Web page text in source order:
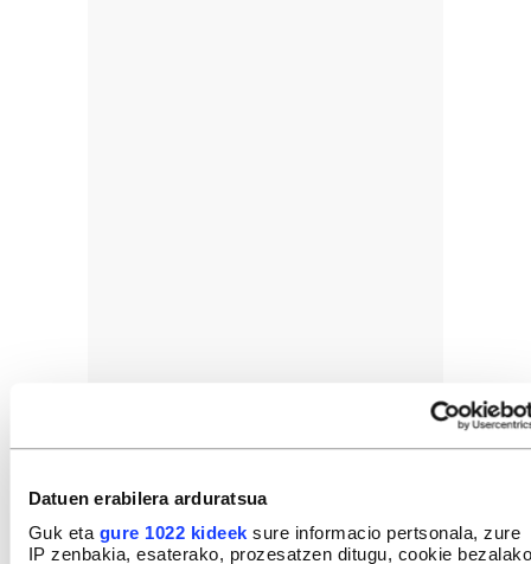
Datuen erabilera arduratsua
Guk eta gure 1022 kideek sure informacio pertsonala, zure
IP zenbakia, esaterako, prozesatzen ditugu, cookie bezalako